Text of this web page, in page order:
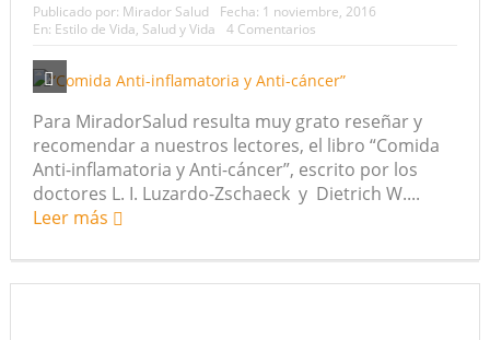
Publicado por: Mirador Salud Fecha: 1 noviembre, 2016
En: Estilo de Vida, Salud y Vida 4 Comentarios
Para MiradorSalud resulta muy grato reseñar y
recomendar a nuestros lectores, el libro “Comida
Anti-inflamatoria y Anti-cáncer”, escrito por los
doctores L. I. Luzardo-Zschaeck y Dietrich W....
Leer más